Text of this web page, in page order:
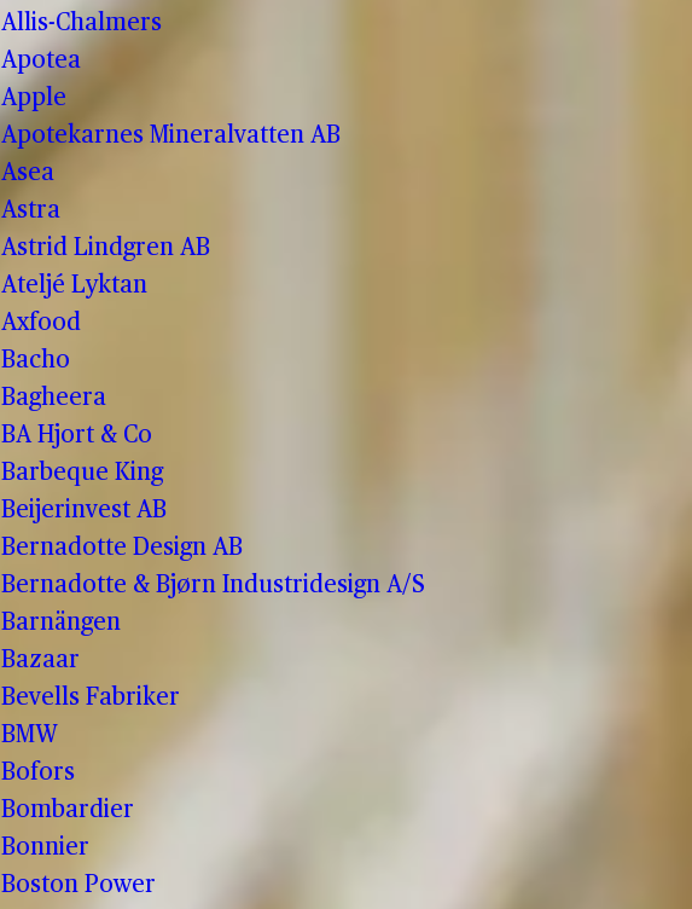
Allis-Chalmers
Apotea
Apple
Apotekarnes Mineralvatten AB
Asea
Astra
Astrid Lindgren AB
Ateljé Lyktan
Axfood
Bacho
Bagheera
BA Hjort & Co
Barbeque King
Beijerinvest AB
Bernadotte Design AB
Bernadotte & Bjørn Industridesign A/S
Barnängen
Bazaar
Bevells Fabriker
BMW
Bofors
Bombardier
Bonnier
Boston Power